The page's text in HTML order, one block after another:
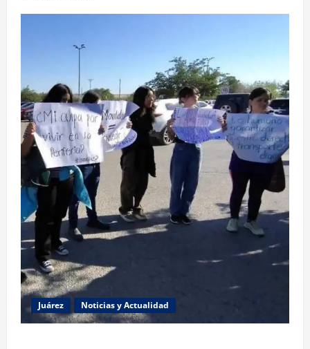
Juárez Noticias y Actualidad